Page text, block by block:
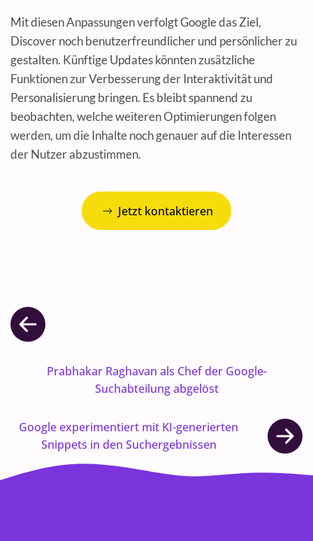
Mit diesen Anpassungen verfolgt Google das Ziel,
Discover noch benutzerfreundlicher und persönlicher zu
gestalten. Künftige Updates könnten zusätzliche
Funktionen zur Verbesserung der Interaktivität und
Personalisierung bringen. Es bleibt spannend zu
beobachten, welche weiteren Optimierungen folgen
werden, um die Inhalte noch genauer auf die Interessen
der Nutzer abzustimmen.
Jetzt kontaktieren
Prabhakar Raghavan als Chef der Google-
Suchabteilung abgelöst
Google experimentiert mit KI-generierten
Snippets in den Suchergebnissen